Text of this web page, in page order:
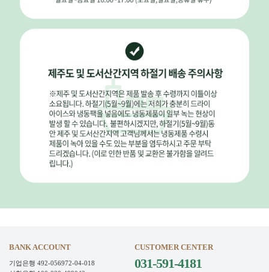
BANK ACCOUNT
기업은행 492-056972-04-018
CUSTOMER CENTER
031-591-4181